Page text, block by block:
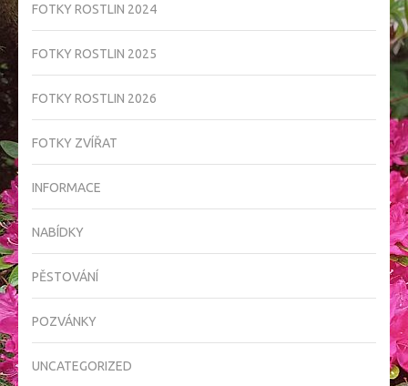
FOTKY ROSTLIN 2024
FOTKY ROSTLIN 2025
FOTKY ROSTLIN 2026
FOTKY ZVÍŘAT
INFORMACE
NABÍDKY
PĚSTOVÁNÍ
POZVÁNKY
UNCATEGORIZED